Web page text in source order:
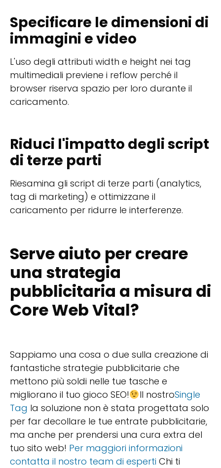
Specificare le dimensioni di
immagini e video
L'uso degli attributi width e height nei tag
multimediali previene i reflow perché il
browser riserva spazio per loro durante il
caricamento.
Riduci l'impatto degli script
di terze parti
Riesamina gli script di terze parti (analytics,
tag di marketing) e ottimizzane il
caricamento per ridurre le interferenze.
Serve aiuto per creare
una strategia
pubblicitaria a misura di
Core Web Vital?
Sappiamo una cosa o due sulla creazione di
fantastiche strategie pubblicitarie che
mettono più soldi nelle tue tasche e
migliorano il tuo gioco SEO!
Il nostroSingle
Tag la soluzione non è stata progettata solo
per far decollare le tue entrate pubblicitarie,
ma anche per prendersi una cura extra del
tuo sito web! Per maggiori informazioni
contatta il nostro team di esperti Chi ti